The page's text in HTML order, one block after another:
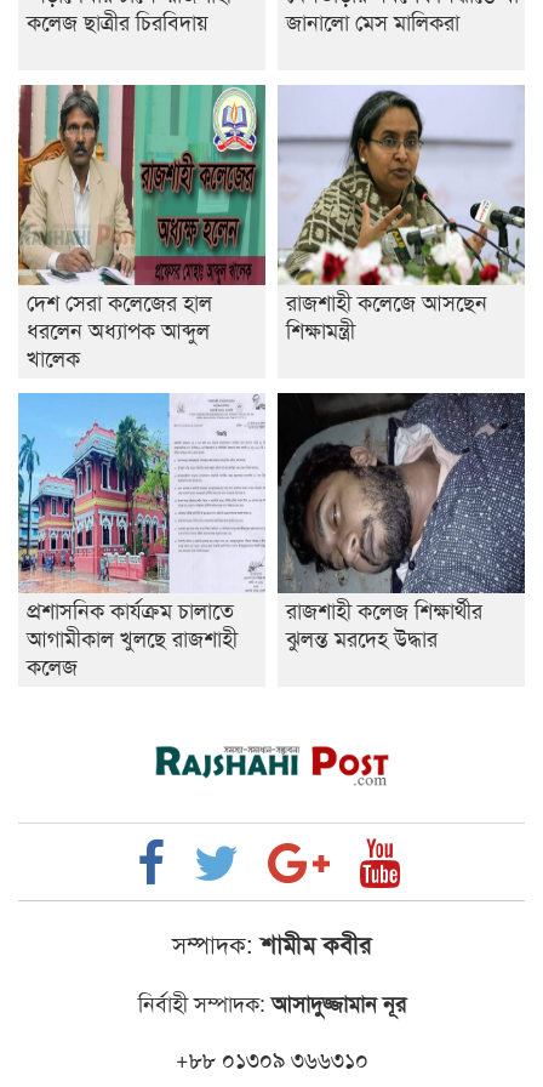
কলেজ ছাত্রীর চিরবিদায়
জানালো মেস মালিকরা
দেশ সেরা কলেজের হাল
ধরলেন অধ্যাপক আব্দুল
খালেক
রাজশাহী কলেজে আসছেন
শিক্ষামন্ত্রী
প্রশাসনিক কার্যক্রম চালাতে
আগামীকাল খুলছে রাজশাহী
কলেজ
রাজশাহী কলেজ শিক্ষার্থীর
ঝুলন্ত মরদেহ উদ্ধার
সম্পাদক: শামীম কবীর
নির্বাহী সম্পাদক:আসাদুজ্জামান নূর
+৮৮ ০১৩০৯ ৩৬৬৩১০